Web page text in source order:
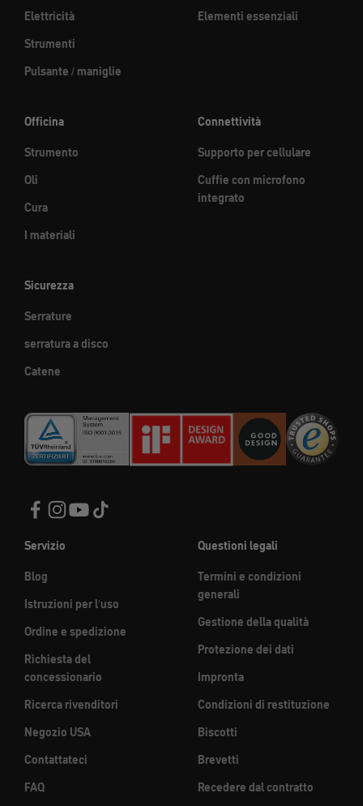
Elettricità
Strumenti
Pulsante / maniglie
Elementi essenziali
Officina
Strumento
Oli
Cura
I materiali
Connettività
Supporto per cellulare
Cuffie con microfono
integrato
Sicurezza
Serrature
serratura a disco
Catene
Servizio
Blog
Istruzioni per l'uso
Ordine e spedizione
Richiesta del
concessionario
Ricerca rivenditori
Negozio USA
Contattateci
FAQ
Questioni legali
Termini e condizioni
generali
Gestione della qualità
Protezione dei dati
Impronta
Condizioni di restituzione
Biscotti
Brevetti
Recedere dal contratto